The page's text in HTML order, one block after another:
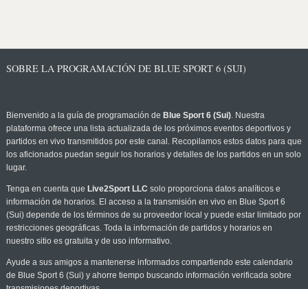
SOBRE LA PROGRAMACIÓN DE BLUE SPORT 6 (SUI)
Bienvenido a la guía de programación de Blue Sport 6 (Sui). Nuestra
plataforma ofrece una lista actualizada de los próximos eventos deportivos y
partidos en vivo transmitidos por este canal. Recopilamos estos datos para que
los aficionados puedan seguir los horarios y detalles de los partidos en un solo
lugar.
Tenga en cuenta que Live2Sport LLC solo proporciona datos analíticos e
información de horarios. El acceso a la transmisión en vivo en Blue Sport 6
(Sui) depende de los términos de su proveedor local y puede estar limitado por
restricciones geográficas. Toda la información de partidos y horarios en
nuestro sitio es gratuita y de uso informativo.
Ayude a sus amigos a mantenerse informados compartiendo este calendario
de Blue Sport 6 (Sui) y ahorre tiempo buscando información verificada sobre